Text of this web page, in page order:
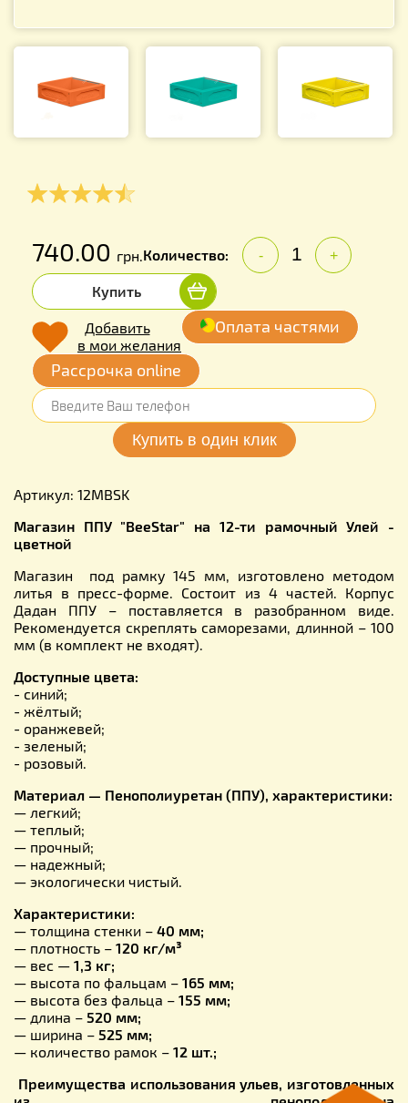
740.00 грн.Количество: - +
Купить
Добавить
в мои желания
Оплата частями
Рассрочка online
Артикул: 12MBSK
Магазин ППУ "BeeStar" на 12-ти рамочный Улей -
цветной
Магазин под рамку 145 мм, изготовлено методом
литья в пресс-форме. Состоит из 4 частей. Корпус
Дадан ППУ – поставляется в разобранном виде.
Рекомендуется скреплять саморезами, длинной – 100
мм (в комплект не входят).
Доступные цвета:
- синий;
- жёлтый;
- оранжевей;
- зеленый;
- розовый.
Материал — Пенополиуретан (ППУ), характеристики:
— легкий;
— теплый;
— прочный;
— надежный;
— экологически чистый.
Характеристики:
— толщина стенки – 40 мм;
— плотность – 120 кг/м³
— вес — 1,3 кг;
— высота по фальцам – 165 мм;
— высота без фальца – 155 мм;
— длина – 520 мм;
— ширина – 525 мм;
— количество рамок – 12 шт.;
Преимущества использования ульев, изготовленных